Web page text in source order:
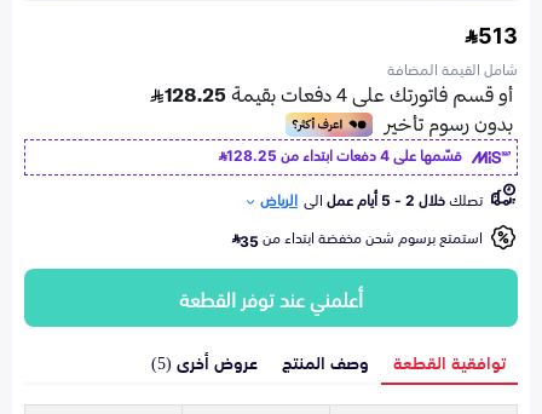
513
شامل القيمة المضافة
قسّمها على 4 دفعات ابتداء من
128.25
تصلكخلال 2 - 5 أيام عمل الى الرياض
استمتع برسوم شحن مخفضة ابتداء من35
أعلمني عند توفر القطعة
توافقية القطعة وصف المنتج عروض أخرى (5)